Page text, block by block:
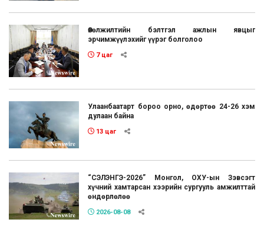
Өвөлжилтийн бэлтгэл ажлын явцыг
эрчимжүүлэхийг үүрэг болголоо
7 цаг
Улаанбаатарт бороо орно, өдөртөө 24-26 хэм
дулаан байна
13 цаг
“СЭЛЭНГЭ-2026” Монгол, ОХУ-ын Зэвсэгт
хүчний хамтарсан хээрийн сургууль амжилттай
өндөрлөлөө
2026-08-08